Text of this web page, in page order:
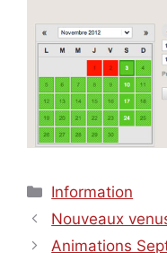
Catégories
Information
Nouveaux
Animations